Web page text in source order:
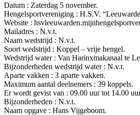
Datum : Zaterdag 5 november.
Hengelsportvereniging : H.S.V.
Website :
Mailadres : N.v.t.
Naam wedstrijd : N.v.t.
Soort wedstrijd : Koppel – vrije hengel.
Wedstrijd water : Van Harinxmakanaal te
Bijzonderheden wedstrijd water : N.v.t.
Aparte vakken : 3 aparte vakken.
Maximum aantal deelnemers : 39 koppels.
Er wordt gevist van : 09.00 uur tot 14.00
Bijzonderheden : N.v.t.
Naam opgave : Hans Vijgeboom.